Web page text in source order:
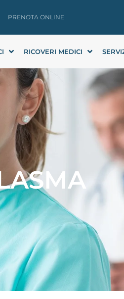
PRENOTA ONLINE
RICOVERI MEDICI